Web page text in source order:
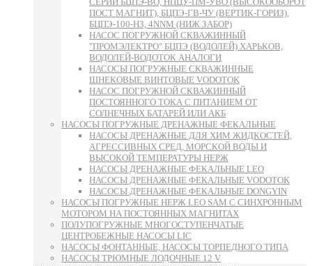
ПОСТ МАГНИТ), БЦПЭ-ГВ-ЧУ (ВЕРТИК-ГОРИЗ),
БЦПЭ-100-НЗ, 4NNM (НИЖ ЗАБОР)
НАСОС ПОГРУЖНОЙ СКВАЖИННЫЙ
"ПРОМЭЛЕКТРО" БЦПЭ (ВОДОЛЕЙ) ХАРЬКОВ,
ВОДОЛЕЙ-ВОДОТОК АНАЛОГИ
НАСОСЫ ПОГРУЖНЫЕ СКВАЖИННЫЕ
ШНЕКОВЫЕ ВИНТОВЫЕ VODOTOK
НАСОС ПОГРУЖНОЙ СКВАЖИННЫЙ
ПОСТОЯННОГО ТОКА С ПИТАНИЕМ ОТ
СОЛНЕЧНЫХ БАТАРЕЙ ИЛИ АКБ
НАСОСЫ ПОГРУЖНЫЕ ДРЕНАЖНЫЕ ФЕКАЛЬНЫЕ
НАСОСЫ ДРЕНАЖНЫЕ ДЛЯ ХИМ ЖИДКОСТЕЙ,
АГРЕССИВНЫХ СРЕД, МОРСКОЙ ВОДЫ И
ВЫСОКОЙ ТЕМПЕРАТУРЫ НЕРЖ
НАСОСЫ ДРЕНАЖНЫЕ ФЕКАЛЬНЫЕ LEO
НАСОСЫ ДРЕНАЖНЫЕ ФЕКАЛЬНЫЕ VODOTOK
НАСОСЫ ДРЕНАЖНЫЕ ФЕКАЛЬНЫЕ DONGYIN
НАСОСЫ ПОГРУЖНЫЕ НЕРЖ LEO SAM С СИНХРОННЫМ
МОТОРОМ НА ПОСТОЯННЫХ МАГНИТАХ
ПОЛУПОГРУЖНЫЕ МНОГОСТУПЕНЧАТЫЕ
ЦЕНТРОБЕЖНЫЕ НАСОСЫ LIC
НАСОСЫ ФОНТАННЫЕ, НАСОСЫ ТОРПЕДНОГО ТИПА
НАСОСЫ ТРЮМНЫЕ ЛОДОЧНЫЕ 12 V